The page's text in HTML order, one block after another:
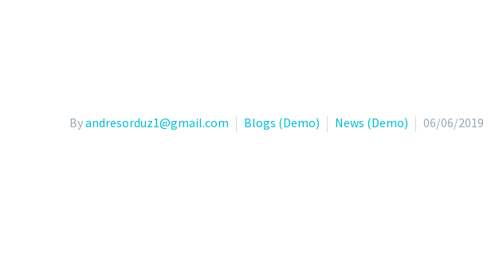
Byandresorduz1@gmail.com Blogs (Demo) News (Demo) 06/06/2019